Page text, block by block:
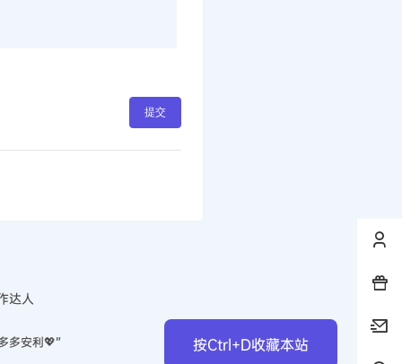
提交
按Ctrl+D收藏本站
达人
多安利💖”